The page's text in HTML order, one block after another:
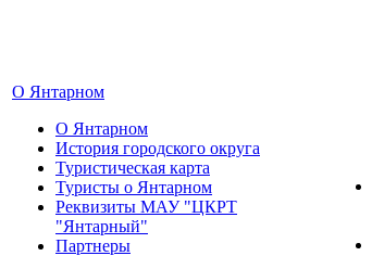
О Янтарном
О Янтарном
История городского округа
Туристическая карта
Туристы о Янтарном
Реквизиты МАУ "ЦКРТ
"Янтарный"
Партнеры